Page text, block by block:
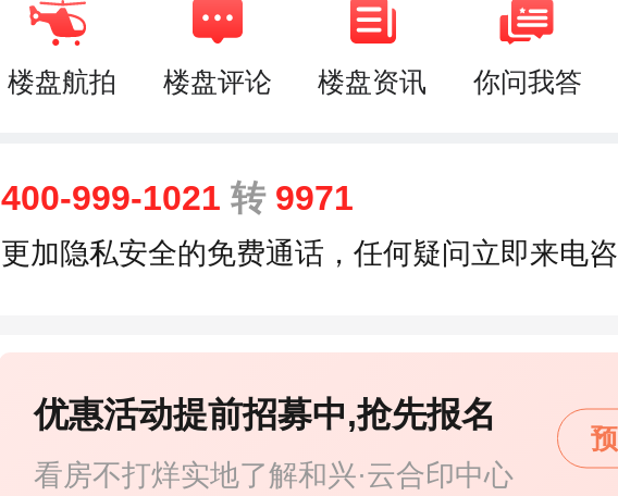
楼盘航拍 楼盘评论 楼盘资讯 你问我答
400-999-1021 转9971
更加隐私安全的免费通话，任何疑问立即来电
看房不打烊实地了解和兴·云合印中心
优惠活动提前招募中,抢先报名